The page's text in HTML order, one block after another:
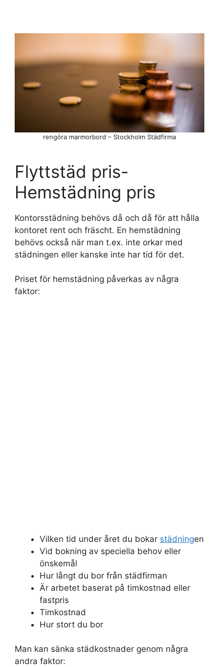
rengöra marmorbord – Stockholm Städfirma
Flyttstäd pris-
Hemstädning pris
Kontorsstädning behövs då och då för att hålla
kontoret rent och fräscht. En hemstädning
behövs också när man t.ex. inte orkar med
städningen eller kanske inte har tid för det.
Priset för hemstädning påverkas av några
faktor:
Vilken tid under året du bokar städningen
Vid bokning av speciella behov eller
önskemål
Hur långt du bor från städfirman
Är arbetet baserat på timkostnad eller
fastpris
Timkostnad
Hur stort du bor
Man kan sänka städkostnader genom några
andra faktor: